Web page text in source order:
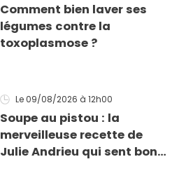
Comment bien laver ses
légumes contre la
toxoplasmose ?
Le 09/08/2026 à 12h00
Soupe au pistou : la
merveilleuse recette de
Julie Andrieu qui sent bon